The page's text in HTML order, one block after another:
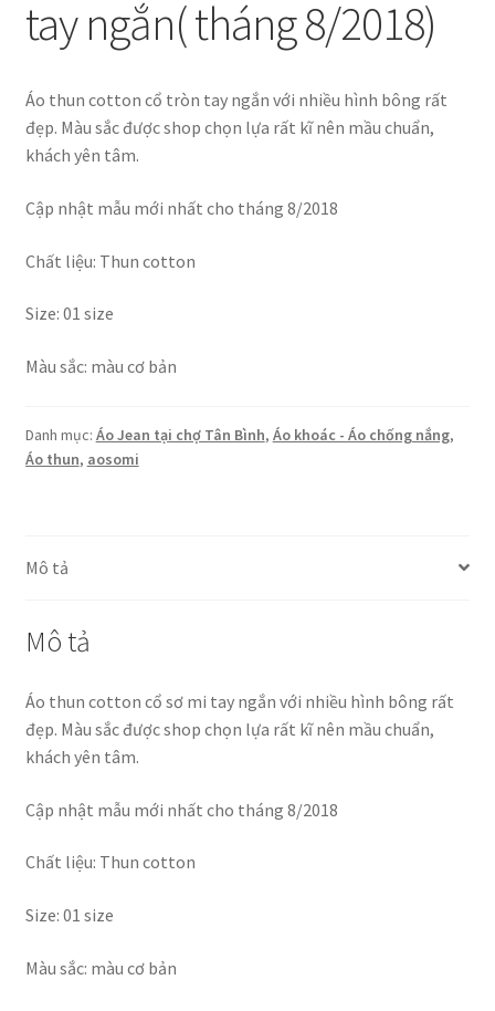
MUA HÀNG SỈ Ở CHỢ TÂN BÌNH NHƯ THẾ NÀO ?
My Account
Sample Page
Sản phẩm
Đặt hàng
tay ngắn( tháng 8/2018)
Áo thun cotton cổ tròn tay ngắn với nhiều hình bông rất
đẹp. Màu sắc được shop chọn lựa rất kĩ nên mầu chuẩn,
khách yên tâm.
Cập nhật mẫu mới nhất cho tháng 8/2018
Chất liệu: Thun cotton
Size: 01 size
Màu sắc: màu cơ bản
Danh mục: Áo Jean tại chợ Tân Bình, Áo khoác - Áo chống nắng,
Áo thun, aosomi
Mô tả
Mô tả
Áo thun cotton cổ sơ mi tay ngắn với nhiều hình bông rất
đẹp. Màu sắc được shop chọn lựa rất kĩ nên mầu chuẩn,
khách yên tâm.
Cập nhật mẫu mới nhất cho tháng 8/2018
Chất liệu: Thun cotton
Size: 01 size
Màu sắc: màu cơ bản